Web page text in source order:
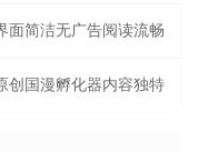
面简洁无广告阅读流畅
创国漫孵化器内容独特